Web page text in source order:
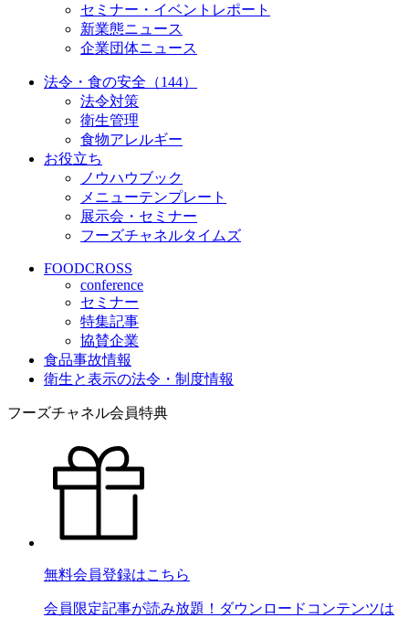
セミナー・イベントレポート
新業態ニュース
企業団体ニュース
法令・食の安全（144）
法令対策
衛生管理
食物アレルギー
お役立ち
ノウハウブック
メニューテンプレート
展示会・セミナー
フーズチャネルタイムズ
FOODCROSS
conference
セミナー
特集記事
協賛企業
食品事故情報
衛生と表示の法令・制度情報
フーズチャネル会員特典
無料会員登録はこちら
会員限定記事が読み放題！ダウンロードコンテンツは